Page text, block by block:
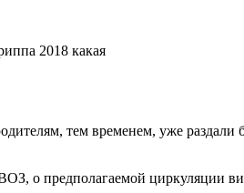
тем временем, уже раздали
о предполагаемой циркуляции